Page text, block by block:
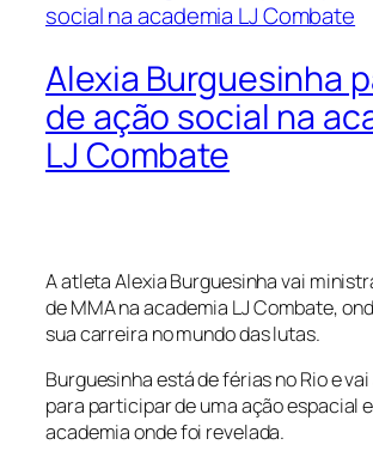
Alexia Burguesinha
de ação social na
LJ Combate
A atleta Alexia Burguesinha vai
de MMA na academia LJ Combate,
sua carreira no mundo das lutas.
Burguesinha está de férias no Rio e
para participar de uma ação espacial
academia onde foi revelada.